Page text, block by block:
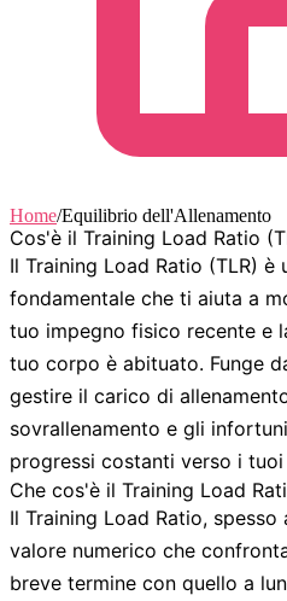
Home/Equilibrio dell'Allenamento
Cos'è il Training Load Ratio
Il Training Load Ratio (TLR) è
fondamentale che ti aiuta a
tuo impegno fisico recente e
tuo corpo è abituato. Funge
gestire il carico di
sovrallenamento e gli
progressi costanti verso i
Che cos'è il Training Load
Il Training Load Ratio,
valore numerico che
breve termine con quello a